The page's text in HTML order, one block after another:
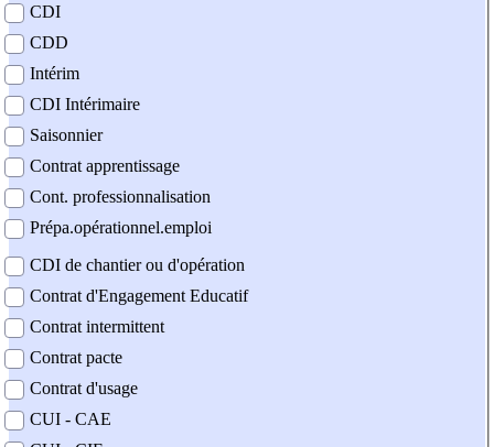
contrat
CDI
CDD
Intérim
CDI Intérimaire
Saisonnier
Contrat apprentissage
Cont. professionnalisation
Prépa.opérationnel.emploi
CDI de chantier ou d'opération
Contrat d'Engagement Educatif
Contrat intermittent
Contrat pacte
Contrat d'usage
CUI - CAE